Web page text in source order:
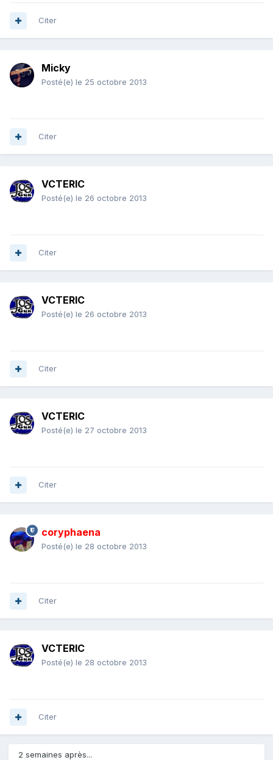
Citer
Micky
Posté(e) le 25 octobre 2013
Citer
VCTERIC
Posté(e) le 26 octobre 2013
Citer
VCTERIC
Posté(e) le 26 octobre 2013
Citer
VCTERIC
Posté(e) le 27 octobre 2013
Citer
coryphaena
Posté(e) le 28 octobre 2013
Citer
VCTERIC
Posté(e) le 28 octobre 2013
Citer
2 semaines après...